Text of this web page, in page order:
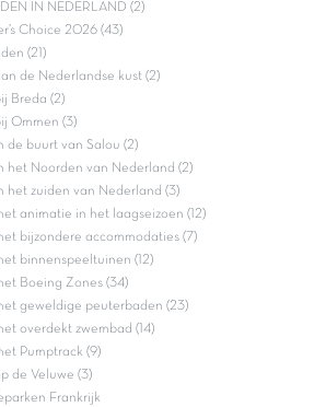
IN NEDERLAND (2)
Choice 2026 (43)
(21)
de Nederlandse kust (2)
Breda (2)
Ommen (3)
de buurt van Salou (2)
het Noorden van Nederland (2)
het zuiden van Nederland (3)
animatie in het laagseizoen (12)
bijzondere accommodaties (7)
binnenspeeltuinen (12)
Boeing Zones (34)
geweldige peuterbaden (23)
overdekt zwembad (14)
Pumptrack (9)
de Veluwe (3)
Frankrijk